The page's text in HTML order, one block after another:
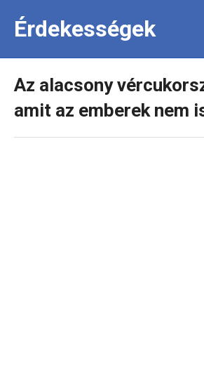
Érdekességek
Az alacsony
amit az emberek nem